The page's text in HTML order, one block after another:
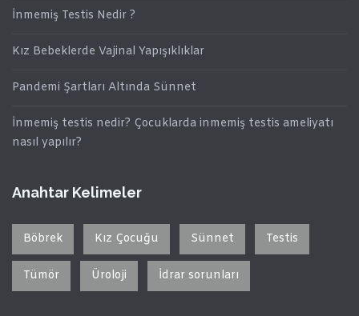
İnmemiş Testis Nedir ?
Kız Bebeklerde Vajinal Yapışıklıklar
Pandemi Şartları Altında Sünnet
İnmemiş testis nedir? Çocuklarda inmemiş testis ameliyatı
nasıl yapılır?
Anahtar Kelimeler
Böbrek Kız Çocuğu Sünnet Testis
Tümör Üroloji İdrar sorunları